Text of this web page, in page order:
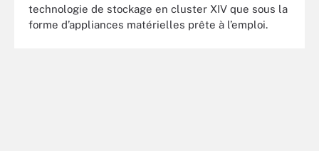
technologie de stockage en cluster XIV que sous la
forme d’appliances matérielles prête à l’emploi.